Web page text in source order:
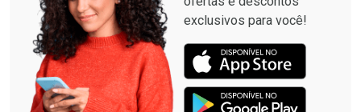
exclusivos para você!